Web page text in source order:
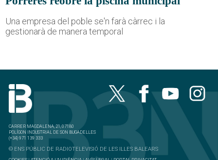
Una empresa del poble se'n farà càrrec i la
gestionarà de manera temporal
CARRER MAGDALENA, 21, 07180
POLÍGON INDUSTRIAL DE SON BUGADELLES
(+34) 971 139 333
© ENS PÚBLIC DE RADIOTELEVISIÓ DE LES ILLES BALEARS